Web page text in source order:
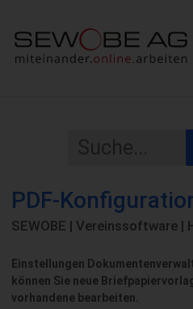
PDF-
SEWOBE | Vereinssoftware |
Einstellungen
können Sie neue
vorhandene bearbeiten.